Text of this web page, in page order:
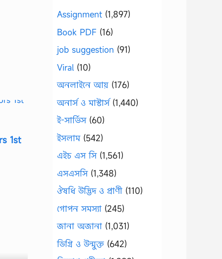
1st
Assignment (1,897)
Book PDF (16)
job suggestion (91)
Viral (10)
অনলাইনে আয় (176)
অনার্স ও মাস্টার্স(1,440)
ই-সার্ভিস(60)
ইসলাম(542)
এইচ এস সি(1,561)
এসএসসি(1,348)
ঔষধি উদ্ভিদ ও প্রাণী (110)
গোপন সমস্যা (245)
জানা অজানা (1,031)
ডিগ্রি ও উন্মুক্ত (642)